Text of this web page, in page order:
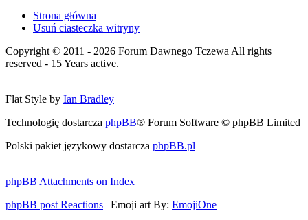
Strona główna
Usuń ciasteczka witryny
Copyright © 2011 - 2026 Forum Dawnego Tczewa All rights
reserved - 15 Years active.
Flat Style by Ian Bradley
Technologię dostarcza phpBB® Forum Software © phpBB Limited
Polski pakiet językowy dostarcza phpBB.pl
phpBB Attachments on Index
phpBB post Reactions | Emoji art By: EmojiOne